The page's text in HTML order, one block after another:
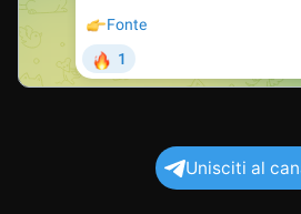
Unisciti al